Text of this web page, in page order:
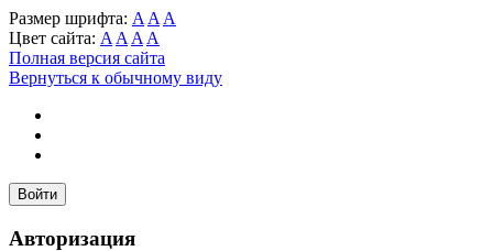
Размер шрифта: A A A
Цвет сайта: A A A A
Полная версия сайта
Вернуться к обычному виду
Войти
Авторизация